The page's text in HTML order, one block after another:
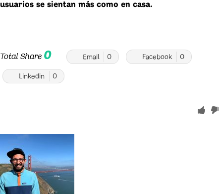
usuarios se sientan más como en casa.
Total Share 0 Email 0 Facebook 0
Linkedin 0